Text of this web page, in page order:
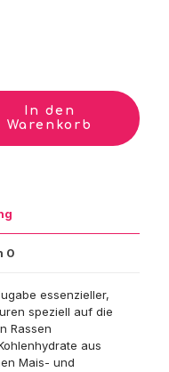
In den
Warenkorb
0
essenzieller,
speziell auf die
Rassen
aus
Mais- und